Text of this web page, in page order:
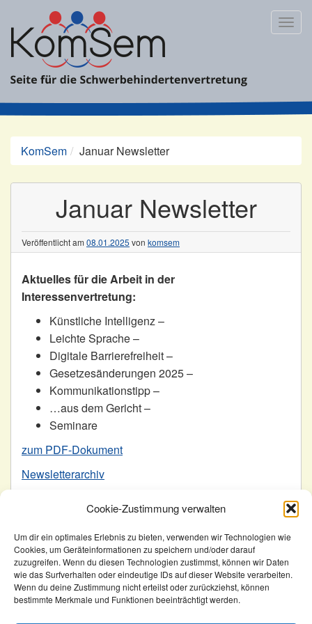
Cookie-Zustimmung verwalten
Um dir ein optimales Erlebnis zu bieten, verwenden wir Technologien wie
Cookies, um Geräteinformationen zu speichern und/oder darauf
zuzugreifen. Wenn du diesen Technologien zustimmst, können wir Daten
wie das Surfverhalten oder eindeutige IDs auf dieser Website verarbeiten.
Wenn du deine Zustimmung nicht erteilst oder zurückziehst, können
bestimmte Merkmale und Funktionen beeinträchtigt werden.
Inhalt
springen
KomSem Januar Newsletter
Januar Newsletter
Veröffentlicht am 08.01.2025 von komsem
Aktuelles für die Arbeit in der
Interessenvertretung:
Künstliche Intelligenz –
Leichte Sprache –
Digitale Barrierefreiheit –
Gesetzesänderungen 2025 –
Kommunikationstipp –
…aus dem Gericht –
Seminare
zum PDF-Dokument
Newsletterarchiv
Beitragsnavigation
Frohe Weihnachten Februar Newsletter
KomSem Januar Newsletter